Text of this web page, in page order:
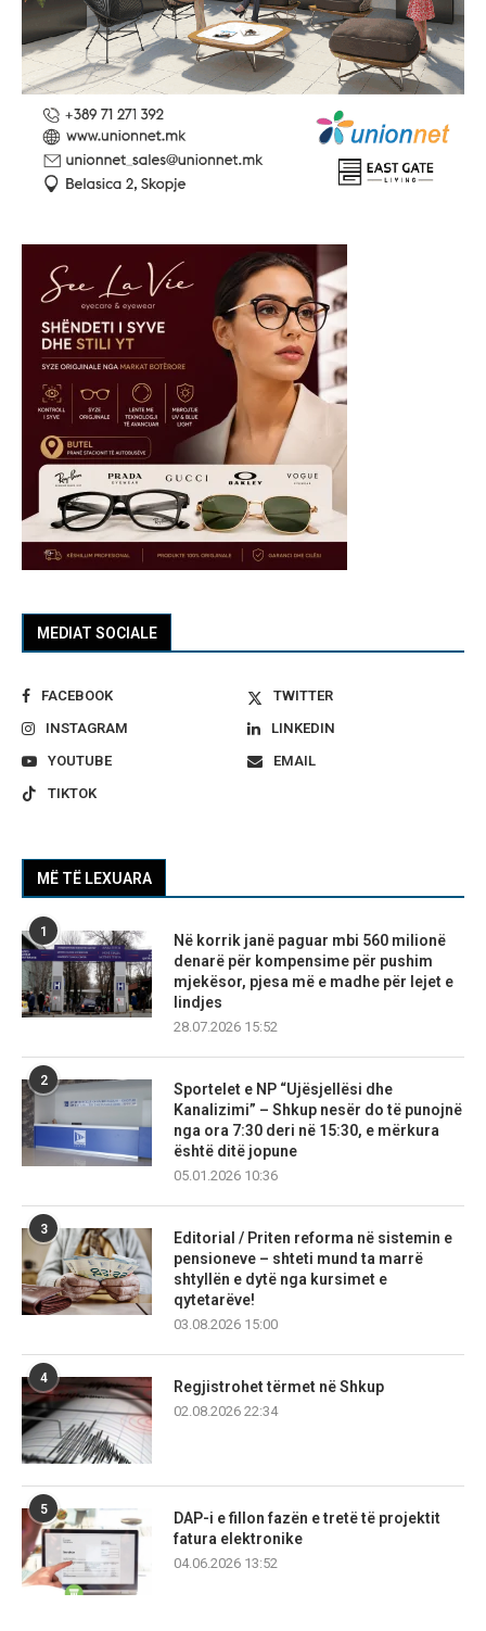
MEDIAT SOCIALE
FACEBOOK
TWITTER
INSTAGRAM
LINKEDIN
YOUTUBE
EMAIL
TIKTOK
MË TË LEXUARA
1
Në korrik janë paguar mbi 560 milionë
denarë për kompensime për pushim
mjekësor, pjesa më e madhe për lejet e
lindjes
28.07.2026 15:52
2
Sportelet e NP “Ujësjellësi dhe
Kanalizimi” – Shkup nesër do të punojnë
nga ora 7:30 deri në 15:30, e mërkura
është ditë jopune
05.01.2026 10:36
3
Editorial / Priten reforma në sistemin e
pensioneve – shteti mund ta marrë
shtyllën e dytë nga kursimet e
qytetarëve!
03.08.2026 15:00
4
Regjistrohet tërmet në Shkup
02.08.2026 22:34
5
DAP-i e fillon fazën e tretë të projektit
fatura elektronike
04.06.2026 13:52